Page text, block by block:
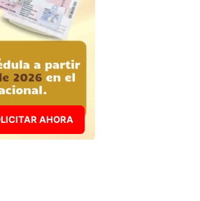
AHORA